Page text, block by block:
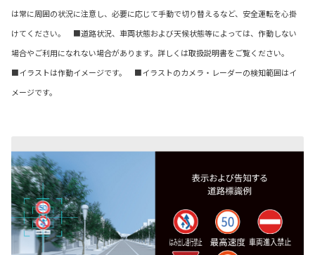
は常に周囲の状況に注意し、必要に応じて手動で切り替えるなど、安全運転を心掛
けてください。 ■道路状況、車両状態および天候状態等によっては、作動しない
場合やご利用になれない場合があります。詳しくは取扱説明書をご覧ください。
■イラストは作動イメージです。 ■イラストのカメラ・レーダーの検知範囲はイ
メージです。